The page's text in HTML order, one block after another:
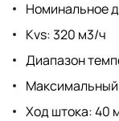
Номинальное
Kvs: 320 м3/ч
Диапазон
Максимальный
Ход штока: 40